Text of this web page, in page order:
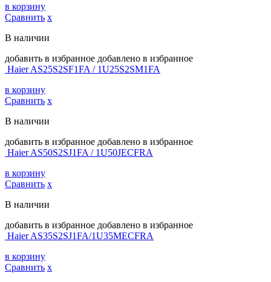
в корзину
Сравнить х
В наличии
добавить в избранное добавлено в избранное
Haier AS25S2SF1FA / 1U25S2SM1FA
в корзину
Сравнить х
В наличии
добавить в избранное добавлено в избранное
Haier AS50S2SJ1FA / 1U50JECFRA
в корзину
Сравнить х
В наличии
добавить в избранное добавлено в избранное
Haier AS35S2SJ1FA/1U35MECFRA
в корзину
Сравнить х